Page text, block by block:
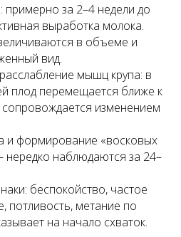
за 2–4 недели до
выработка молока.
в объеме и
вид.
мышц крупа: в
плод перемещается ближе к
сопровождается изменением
и формирование «восковых
нередко наблюдаются за 24–
беспокойство, частое
потливость, метание по
на начало схваток.